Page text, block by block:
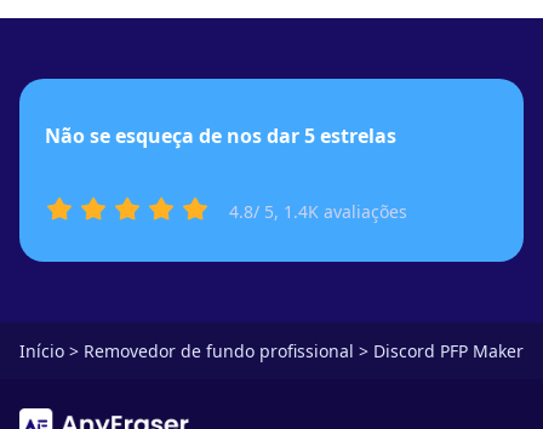
Não se esqueça de nos dar 5 estrelas
4.8/ 5, 1.4K avaliações
Início > Removedor de fundo profissional > Discord PFP Maker